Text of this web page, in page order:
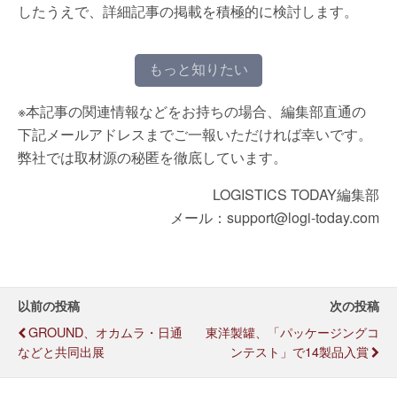
したうえで、詳細記事の掲載を積極的に検討します。
もっと知りたい
※本記事の関連情報などをお持ちの場合、編集部直通の
下記メールアドレスまでご一報いただければ幸いです。
弊社では取材源の秘匿を徹底しています。
LOGISTICS TODAY編集部
メール：support@logi-today.com
以前の投稿
GROUND、オカムラ・日通
などと共同出展
次の投稿
東洋製罐、「パッケージングコ
ンテスト」で14製品入賞